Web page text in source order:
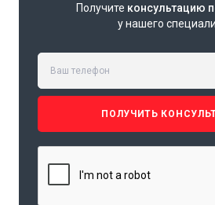
Получите консультацию
у нашего
ПОЛУЧИТЬ